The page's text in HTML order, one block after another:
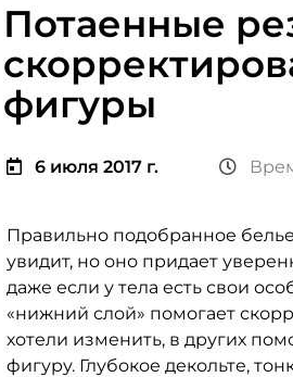
Потаенные
фигуры
6 июля 2017 г.
Правильно подобранное
увидит, но оно придает
даже если у тела есть свои
«нижний слой» помогает
хотели изменить, в других
фигуру. Глубокое декольте,